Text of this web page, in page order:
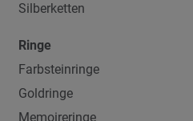
Silberketten
Ringe
Farbsteinringe
Goldringe
Memoireringe